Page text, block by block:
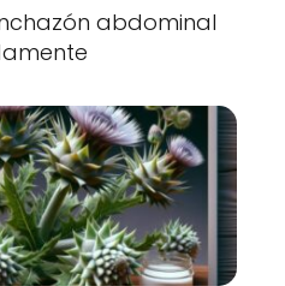
abdominal